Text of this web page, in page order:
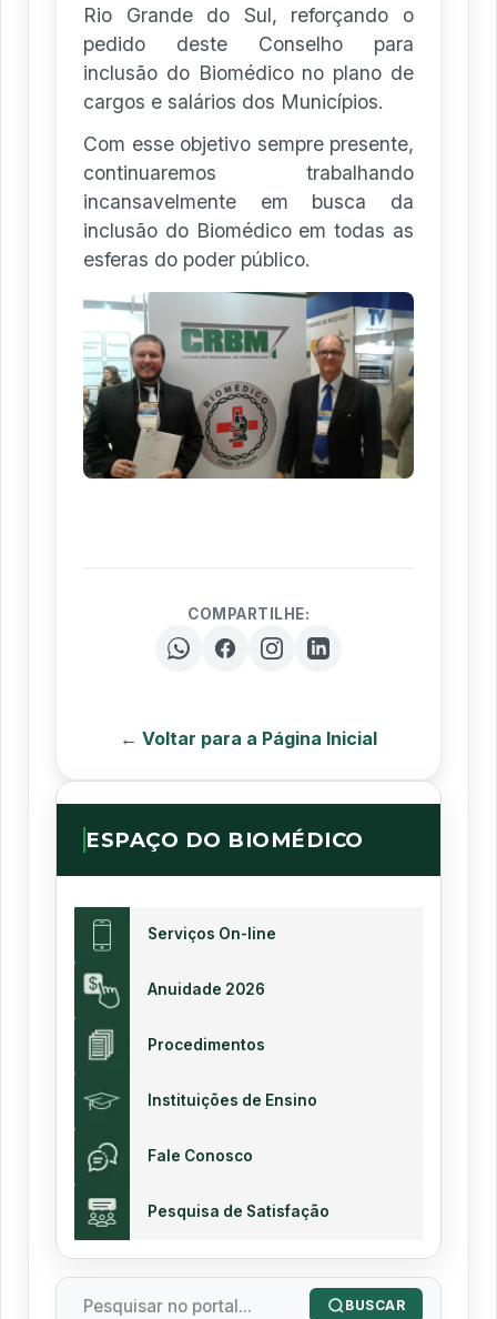
Rio Grande do Sul, reforçando o
pedido deste Conselho para
inclusão do Biomédico no plano de
cargos e salários dos Municípios.
Com esse objetivo sempre presente,
continuaremos trabalhando
incansavelmente em busca da
inclusão do Biomédico em todas as
esferas do poder público.
COMPARTILHE:
← Voltar para a Página Inicial
ESPAÇO DO BIOMÉDICO
Serviços On-line
Anuidade 2026
Procedimentos
Instituições de Ensino
Fale Conosco
Pesquisa de Satisfação
BUSCAR